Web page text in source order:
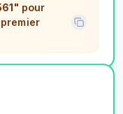
pour